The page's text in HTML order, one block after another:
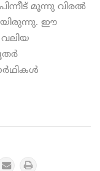
മൂന്നു വിരല്‍
ഈ